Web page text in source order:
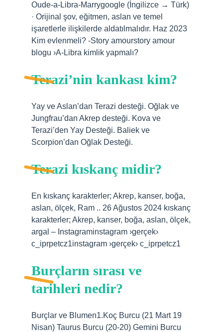
Oude-a-Libra-Marrygoogle (İngilizce → Türk)
· Orijinal şov, eğitmen, aslan ve temel
işaretlerle ilişkilerde aldatılmalıdır. Haz 2023
Kim evlenmeli? -Story amourstory amour
blogu ›A-Libra kimlik yapmalı?
Terazi’nin kankası kim?
Yay ve Aslan’dan Terazi desteği. Oğlak ve
Jungfrau’dan Akrep desteği. Kova ve
Terazi’den Yay Desteği. Baliek ve
Scorpion’dan Oğlak Desteği.
Terazi kıskanç midir?
En kıskanç karakterler; Akrep, kanser, boğa,
aslan, ölçek, Ram .. 26 Ağustos 2024 kıskanç
karakterler; Akrep, kanser, boğa, aslan, ölçek,
argal – Instagraminstagram ›gerçek›
c_iprpetcz1instagram ›gerçek› c_iprpetcz1
Burçların sırası ve
tarihleri nedir?
Burçlar ve Blumen1.Koç Burcu (21 Mart 19
Nisan) Taurus Burcu (20-20) Gemini Burcu